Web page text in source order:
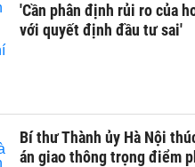
'Cần phân định rủi ro của
với quyết định đầu tư sai'
Bí thư Thành ủy Hà Nội
án giao thông trọng điểm